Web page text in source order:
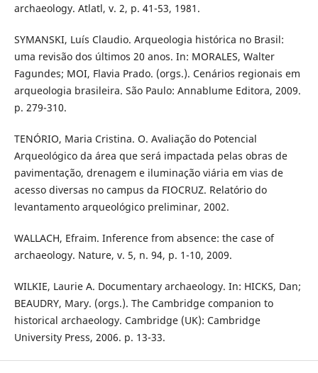
archaeology. Atlatl, v. 2, p. 41-53, 1981.
SYMANSKI, Luís Claudio. Arqueologia histórica no Brasil:
uma revisão dos últimos 20 anos. In: MORALES, Walter
Fagundes; MOI, Flavia Prado. (orgs.). Cenários regionais em
arqueologia brasileira. São Paulo: Annablume Editora, 2009.
p. 279-310.
TENÓRIO, Maria Cristina. O. Avaliação do Potencial
Arqueológico da área que será impactada pelas obras de
pavimentação, drenagem e iluminação viária em vias de
acesso diversas no campus da FIOCRUZ. Relatório do
levantamento arqueológico preliminar, 2002.
WALLACH, Efraim. Inference from absence: the case of
archaeology. Nature, v. 5, n. 94, p. 1-10, 2009.
WILKIE, Laurie A. Documentary archaeology. In: HICKS, Dan;
BEAUDRY, Mary. (orgs.). The Cambridge companion to
historical archaeology. Cambridge (UK): Cambridge
University Press, 2006. p. 13-33.